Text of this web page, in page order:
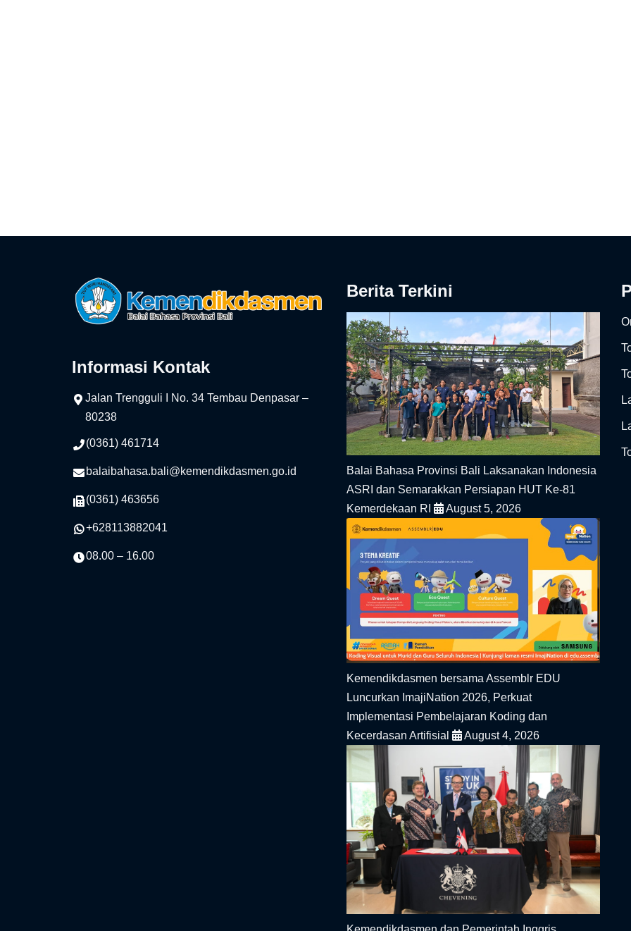
Informasi Kontak
Jalan Trengguli I No. 34 Tembau Denpasar –
80238
(0361) 461714
balaibahasa.bali@kemendikdasmen.go.id
(0361) 463656
+628113882041
08.00 – 16.00
Berita Terkini
Balai Bahasa Provinsi Bali Laksanakan Indonesia
ASRI dan Semarakkan Persiapan HUT Ke-81
Kemerdekaan RI
August 5, 2026
Kemendikdasmen bersama Assemblr EDU
Luncurkan ImajiNation 2026, Perkuat
Implementasi Pembelajaran Koding dan
Kecerdasan Artifisial
August 4, 2026